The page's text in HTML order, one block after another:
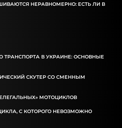
НЕРАВНОМЕРНО: ЕСТЬ ЛИ В
ТРАНСПОРТА В УКРАИНЕ: ОСНОВНЫЕ
СКУТЕР СО СМЕННЫМ
МОТОЦИКЛОВ
С КОТОРОГО НЕВОЗМОЖНО